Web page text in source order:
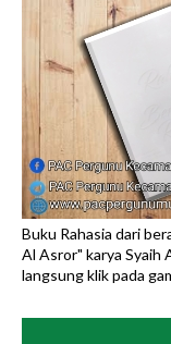
Buku Rahasia dari
Al Asror" karya Syaih
langsung klik pada